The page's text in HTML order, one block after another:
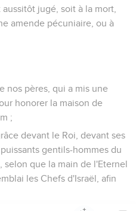
jugé, soit à la mort,
amende pécuniaire, ou à
nos pères, qui a mis une
honorer la maison de
;
devant le Roi, devant ses
gentils-hommes du
que la main de l'Eternel
les Chefs d'Israël, afin